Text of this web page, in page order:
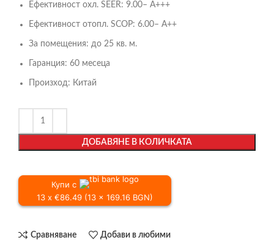
Ефективност охл. SEER: 9.00– А+++
Ефективност отопл. SCOP: 6.00– А++
За помещения: до 25 кв. м.
Гаранция: 60 месеца
Произход: Китай
ДОБАВЯНЕ В КОЛИЧКАТА
Купи с
13 x €86.49 (13 x 169.16 BGN)
Сравняване Добави в любими